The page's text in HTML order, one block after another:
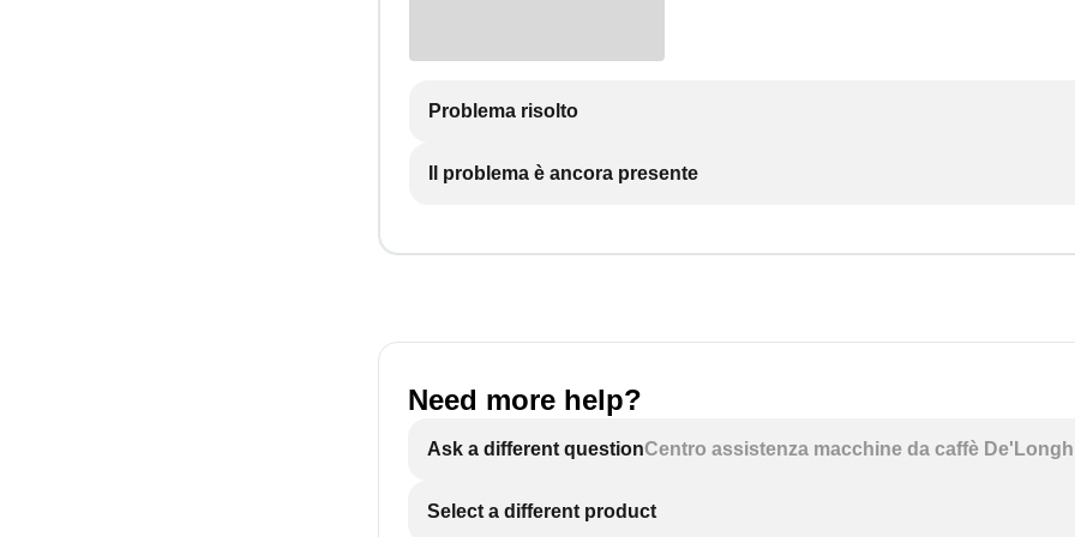
Problema risolto
Il problema è ancora presente
Need more help?
Ask a different questionCentro assistenza macchine da caffè
Select a different product